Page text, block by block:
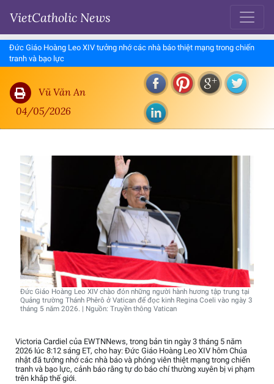
VietCatholic News
Đức Giáo Hoàng Leo XIV tưởng nhớ các nhà báo thiệt mạng trong chiến
tranh và bạo lực
Vũ Văn An
04/05/2026
Đức Giáo Hoàng Leo XIV chào đón những người hành hương tập trung tại
Quảng trường Thánh Phêrô ở Vatican để đọc kinh Regina Coeli vào ngày 3
tháng 5 năm 2026. | Nguồn: Truyền thông Vatican
Victoria Cardiel của EWTNNews, trong bản tin ngày 3 tháng 5 năm
2026 lúc 8:12 sáng ET, cho hay: Đức Giáo Hoàng Leo XIV hôm Chúa
nhật đã tưởng nhớ các nhà báo và phóng viên thiệt mạng trong chiến
tranh và bạo lực, cảnh báo rằng tự do báo chí thường xuyên bị vi phạm
trên khắp thế giới.